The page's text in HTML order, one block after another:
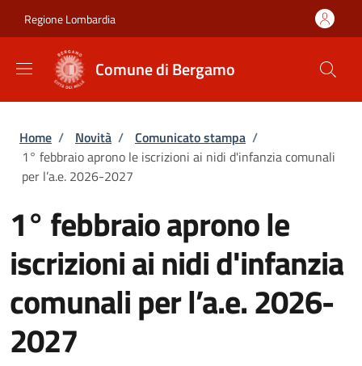
Regione Lombardia
Comune di Bergamo
Briciole di pane
Home / Novità / Comunicato stampa /
1° febbraio aprono le iscrizioni ai nidi d'infanzia comunali
per l’a.e. 2026-2027
1° febbraio aprono le
iscrizioni ai nidi d'infanzia
comunali per l’a.e. 2026-
2027